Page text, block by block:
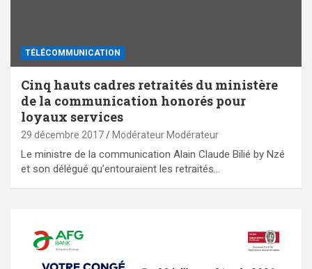
TÉLÉCOMMUNICATION
Cinq hauts cadres retraités du ministère
de la communication honorés pour
loyaux services
29 décembre 2017 Modérateur Modérateur
Le ministre de la communication Alain Claude Bilié by Nzé
et son délégué qu’entouraient les retraités…